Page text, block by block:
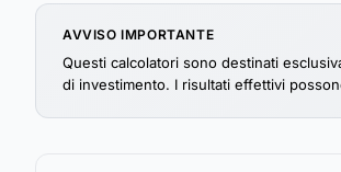
AVVISO IMPORTANTE
Questi calcolatori sono destinati
di investimento. I risultati effettivi